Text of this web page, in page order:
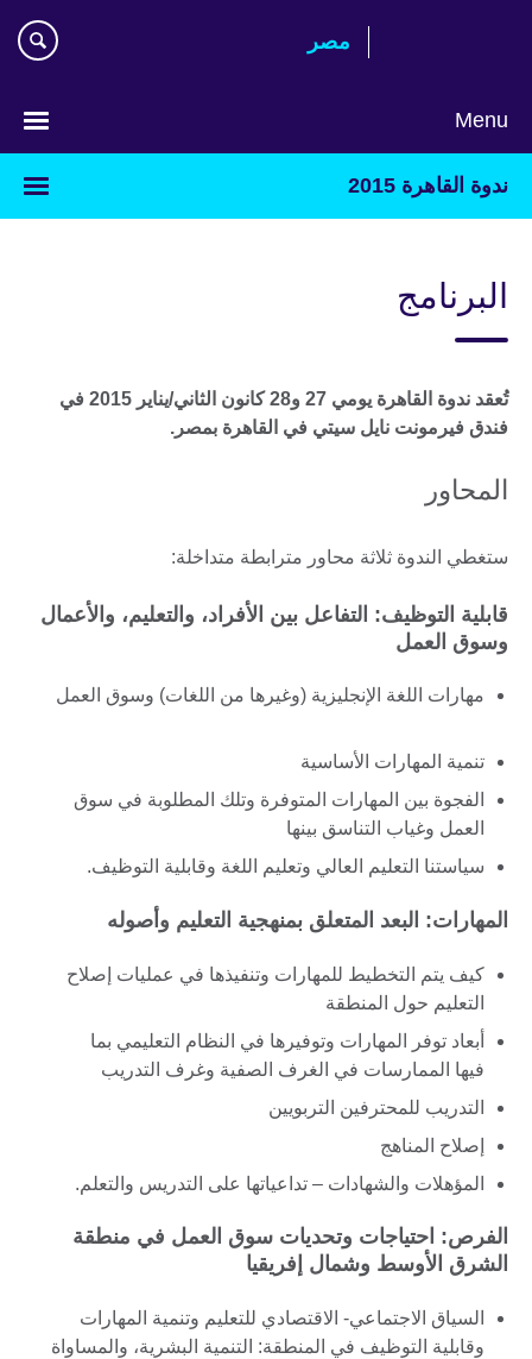
مصر‎
Menu
ندوة القاهرة 2015
البرنامج
تُعقد ندوة القاهرة يومي 27 و28 كانون الثاني/يناير 2015 في
فندق فيرمونت نايل سيتي في القاهرة بمصر.
المحاور
ستغطي الندوة ثلاثة محاور مترابطة متداخلة:
قابلية التوظيف: التفاعل بين الأفراد، والتعليم، والأعمال
وسوق العمل
مهارات اللغة الإنجليزية (وغيرها من اللغات) وسوق العمل
تنمية المهارات الأساسية
الفجوة بين المهارات المتوفرة وتلك المطلوبة في سوق
العمل وغياب التناسق بينها
سياستنا التعليم العالي وتعليم اللغة وقابلية التوظيف.
المهارات: البعد المتعلق بمنهجية التعليم وأصوله
كيف يتم التخطيط للمهارات وتنفيذها في عمليات إصلاح
التعليم حول المنطقة
أبعاد توفر المهارات وتوفيرها في النظام التعليمي بما
فيها الممارسات في الغرف الصفية وغرف التدريب
التدريب للمحترفين التربويين
إصلاح المناهج
المؤهلات والشهادات – تداعياتها على التدريس والتعلم.
الفرص: احتياجات وتحديات سوق العمل في منطقة
الشرق الأوسط وشمال إفريقيا
السياق الاجتماعي- الاقتصادي للتعليم وتنمية المهارات
وقابلية التوظيف في المنطقة: التنمية البشرية، والمساواة